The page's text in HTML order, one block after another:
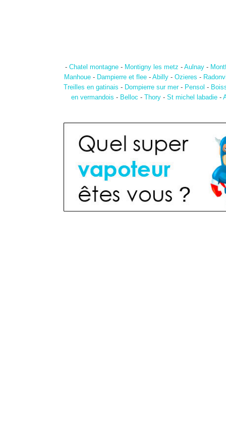
- Chatel montagne - Montigny les metz - Aulnay -
Manhoue- Dampierre et flee- Abilly- Ozieres -
Treilles en gatinais - Dompierre sur mer- Pensol -
en vermandois - Belloc - Thory- St michel labadie-